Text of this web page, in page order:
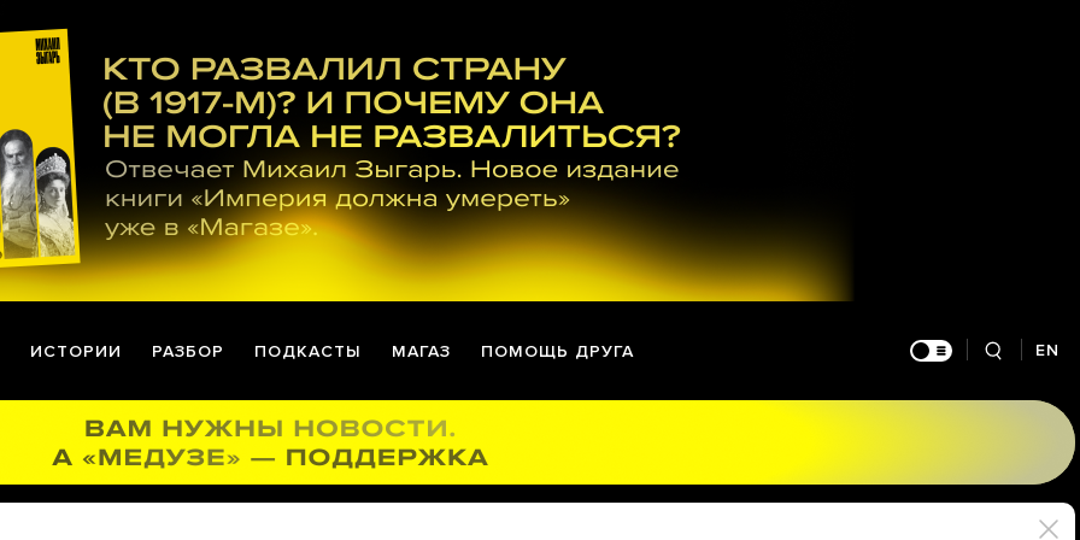
ИСТОРИИ РАЗБОР ПОДКАСТЫ МАГАЗ ПОМОЩЬ ДРУГА EN